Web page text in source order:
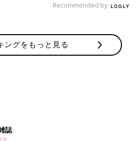
Recommended by
ングをもっと見る
誌
児